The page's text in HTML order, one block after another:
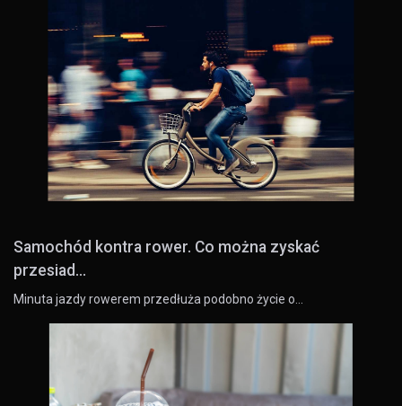
Samochód kontra rower. Co można zyskać
przesiad...
Minuta jazdy rowerem przedłuża podobno życie o…